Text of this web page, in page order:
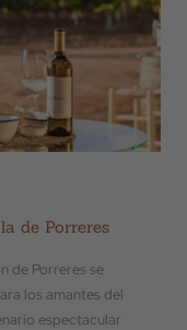
de Porreres
de Porreres se
los amantes del
espectacular